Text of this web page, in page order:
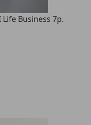
Life Business 7p.